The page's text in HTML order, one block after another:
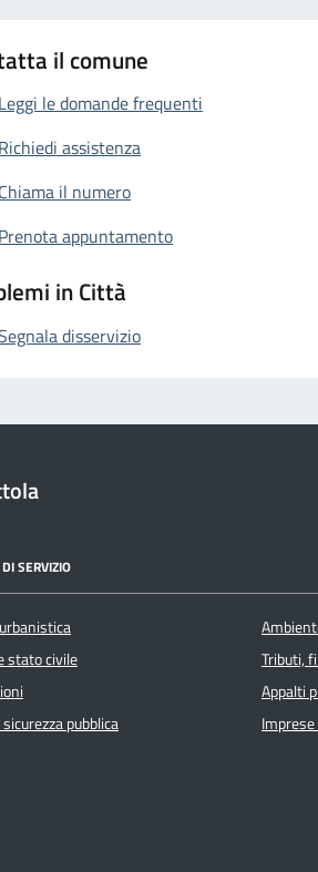
il comune
Leggi le domande frequenti
Richiedi assistenza
Chiama il numero
Prenota appuntamento
in Città
disservizio
SERVIZIO
stato civile
pubblica
Tributi,
Appalti